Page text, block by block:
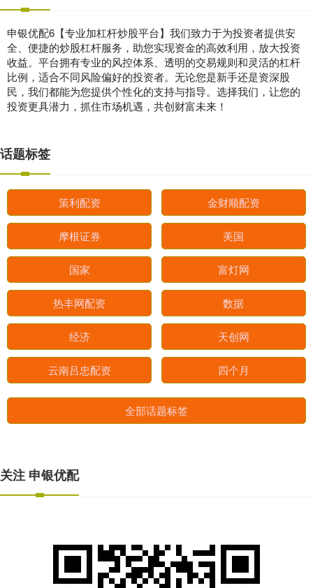
申银优配6【专业加杠杆炒股平台】我们致力于为投资者提供安
全、便捷的炒股杠杆服务，助您实现资金的高效利用，放大投资
收益。平台拥有专业的风控体系、透明的交易规则和灵活的杠杆
比例，适合不同风险偏好的投资者。无论您是新手还是资深股
民，我们都能为您提供个性化的支持与指导。选择我们，让您的
投资更具潜力，抓住市场机遇，共创财富未来！
话题标签
策利配资 金财顺配资
摩根证券 美国
国家 富灯网
热丰网配资 数据
经济 天创网
云南吕忠配资 四个月
全部话题标签
关注 申银优配